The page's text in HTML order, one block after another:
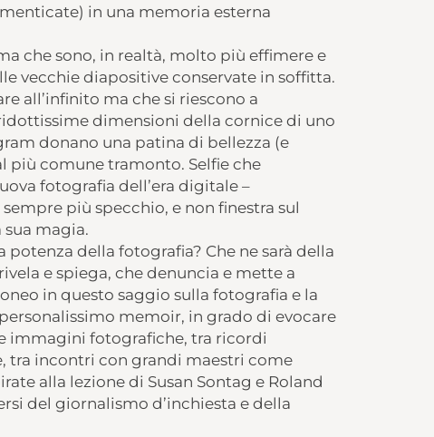
in una memoria esterna
che sono, in realtà, molto più effimere e
vecchie diapositive conservate in soffitta.
all’infinito ma che si riescono a
dimensioni della cornice di uno
donano una patina di bellezza (e
più comune tramonto. Selfie che
fotografia dell’era digitale –
più specchio, e non finestra sul
magia.
potenza della fotografia? Che ne sarà della
e spiega, che denuncia e mette a
in questo saggio sulla fotografia e la
memoir, in grado di evocare
immagini fotografiche, tra ricordi
tra incontri con grandi maestri come
alla lezione di Susan Sontag e Roland
del giornalismo d’inchiesta e della